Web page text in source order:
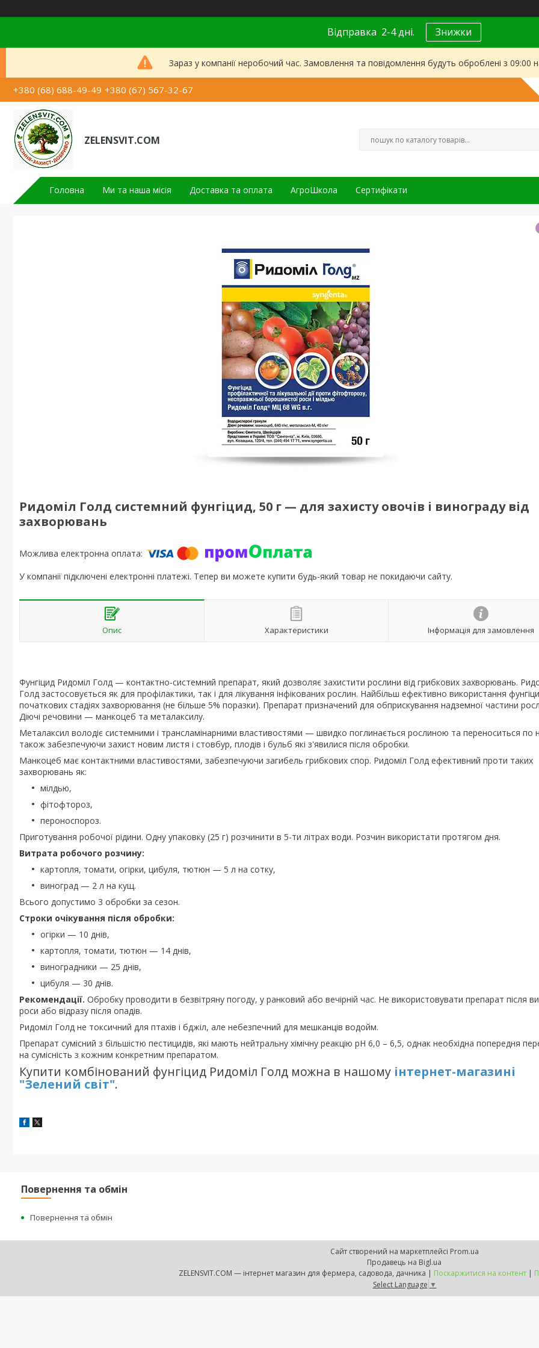
Відправка 2-4 дні. Знижки
Зараз у компанії неробочий час. Замовлення та повідомлення будуть оброблені з
+380 (68) 688-49-49 +380 (67) 567-32-67
ZELENSVIT.COM
Головна Ми та наша місія Доставка та оплата АгроШкола Сертифікати
Ридоміл Голд системний фунгіцид, 50 г — для захисту овочів і винограду від
захворювань
У компанії підключені електронні платежі. Тепер ви можете купити будь-який товар не покидаючи сайту.
Опис Характеристики Інформація для замовлення
Фунгіцид Ридоміл Голд — контактно-системний препарат, який дозволяє захистити рослини від грибкових захворювань.
Голд застосовується як для профілактики, так і для лікування інфікованих рослин. Найбільш ефективно використання
початкових стадіях захворювання (не більше 5% поразки). Препарат призначений для обприскування надземної частини
Діючі речовини — манкоцеб та металаксилу.
Металаксил володіє системними і трансламінарними властивостями — швидко поглинається рослиною та переноситься по
також забезпечуючи захист новим листя і стовбур, плодів і бульб які з'явилися після обробки.
Манкоцеб має контактними властивостями, забезпечуючи загибель грибкових спор. Ридоміл Голд ефективний проти таких
захворювань як:
мілдью,
фітофтороз,
пероноспороз.
Приготування робочої рідини. Одну упаковку (25 г) розчинити в 5-ти літрах води. Розчин використати протягом дня.
Витрата робочого розчину:
картопля, томати, огірки, цибуля, тютюн — 5 л на сотку,
виноград — 2 л на кущ.
Всього допустимо 3 обробки за сезон.
Строки очікування після обробки:
огірки — 10 днів,
картопля, томати, тютюн — 14 днів,
виноградники — 25 днів,
цибуля — 30 днів.
Рекомендації. Обробку проводити в безвітряну погоду, у ранковий або вечірній час. Не використовувати препарат після
роси або відразу після опадів.
Ридоміл Голд не токсичний для птахів і бджіл, але небезпечний для мешканців водойм.
Препарат сумісний з більшістю пестицидів, які мають нейтральну хімічну реакцію рН 6,0 – 6,5, однак необхідна попередня
на сумісність з кожним конкретним препаратом.
Купити комбінований фунгіцид Ридоміл Голд можна в нашому інтернет-магазині
"Зелений світ".
Повернення та обмін
Повернення та обмін
Сайт створений на маркетплейсі Prom.ua
Продавець на Bigl.ua
ZELENSVIT.COM — інтернет магазин для фермера, садовода, дачника | Поскаржитися на контент |
Select Language ▼